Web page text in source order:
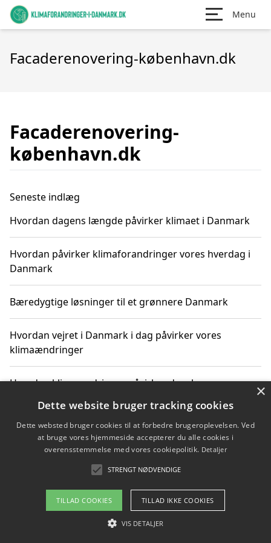
Menu
Facaderenovering-københavn.dk
Facaderenovering-
københavn.dk
Seneste indlæg
Hvordan dagens længde påvirker klimaet i Danmark
Hvordan påvirker klimaforandringer vores hverdag i
Danmark
Bæredygtige løsninger til et grønnere Danmark
Hvordan vejret i Danmark i dag påvirker vores
klimaændringer
Hvordan klimaændringer påvirker danske unges
Copyright 2026 - Pilanto Aps
Om / kontakt
Blog Betingelser
×
Dette website bruger tracking cookies
Dette websted bruger cookies til at forbedre brugeroplevelsen. Ved
at bruge vores hjemmeside accepterer du alle cookies i
overensstemmelse med vores cookiepolitik. Detaljer
STRENGT NØDVENDIGE
TILLAD COOKIES TILLAD IKKE COOKIES
VIS DETALJER